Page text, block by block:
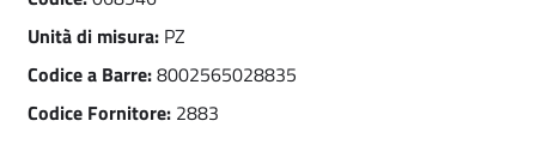
Unità di misura: PZ
Codice a Barre:8002565028835
Codice Fornitore: 2883